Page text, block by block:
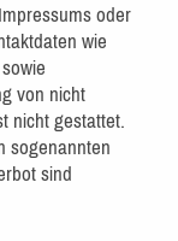
oder
wie
von nicht
nicht gestattet.
sogenannten
sind